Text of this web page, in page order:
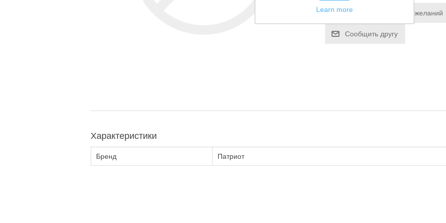
Добавить в список пожеланий
Сообщить другу
Характеристики
Бренд Патриот
Learn more